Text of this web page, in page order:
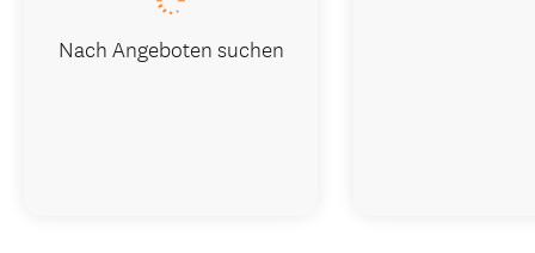
Nach Angeboten suchen